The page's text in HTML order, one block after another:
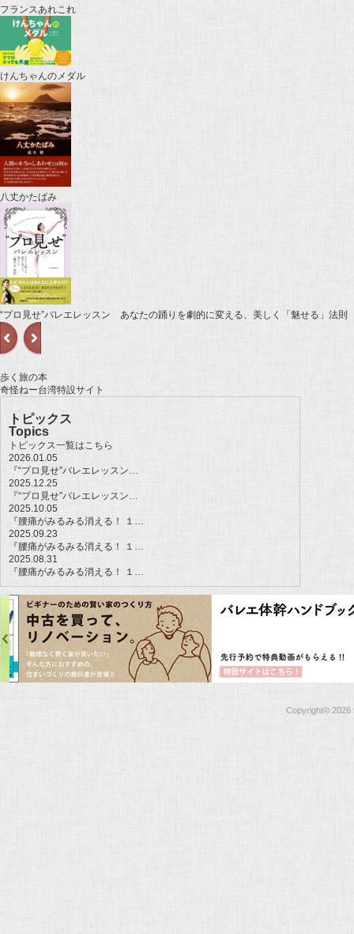
フランスあれこれ
けんちゃんのメダル
八丈かたばみ
“プロ見せ”バレエレッスン あなたの踊りを劇的に変える、美しく「魅せる」法則
歩く旅の本
奇怪ねー台湾特設サイト
トピックス
Topics
トピックス一覧はこちら
2026.01.05
『“プロ見せ”バレエレッスン…
2025.12.25
『“プロ見せ”バレエレッスン…
2025.10.05
『腰痛がみるみる消える！ １…
2025.09.23
『腰痛がみるみる消える！ １…
2025.08.31
『腰痛がみるみる消える！ １…
Copyright© 2026